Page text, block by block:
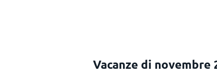
Vacanze di novembre